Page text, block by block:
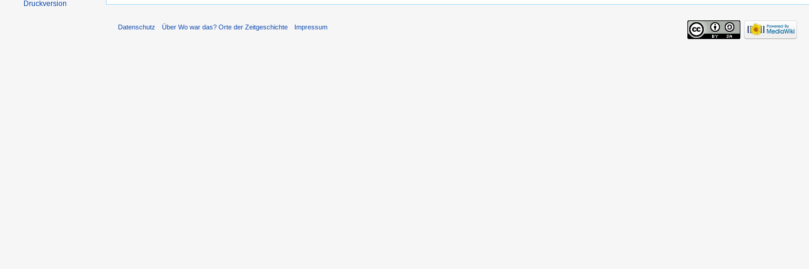
Druckversion
Datenschutz Über Wo war das? Orte der Zeitgeschichte Impressum